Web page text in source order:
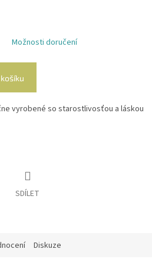
Možnosti doručení
vyrobené so starostlivosťou a láskou
SDÍLET
Diskuze